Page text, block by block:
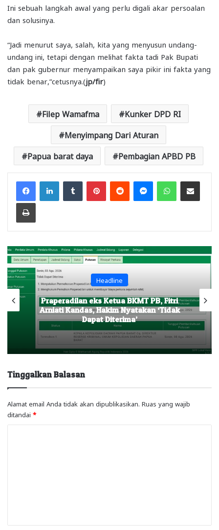
Ini sebuah langkah awal yang perlu digali akar persoalan
dan solusinya.
“Jadi menurut saya, salah, kita yang menyusun undang-
undang ini, tetapi dengan melihat fakta tadi Pak Bupati
dan pak gubernur menyampaikan saya pikir ini fakta yang
tidak benar,”cetusnya.(jp/fir)
Filep Wamafma Kunker DPD RI
Menyimpang Dari Aturan
Papua barat daya Pembagian APBD PB
FacebookLinkedInTumblr PinterestReddit MessengerWhatsAppShare via Email
Print
Headline
Praperadilan eks Ketua BKMT PB, Fitri
Arniati Kandas, Hakim Nyatakan ‘Tidak
Dapat Diterima’
Tinggalkan Balasan
Alamat email Anda tidak akan dipublikasikan. Ruas yang wajib
ditandai *